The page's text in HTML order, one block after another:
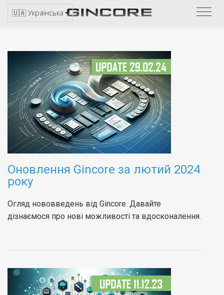
🇺🇦 Українська
Оновлення Gincore за лютий 2024
року
Огляд нововведень від Gincore. Давайте
дізнаємося про нові можливості та вдосконалення.